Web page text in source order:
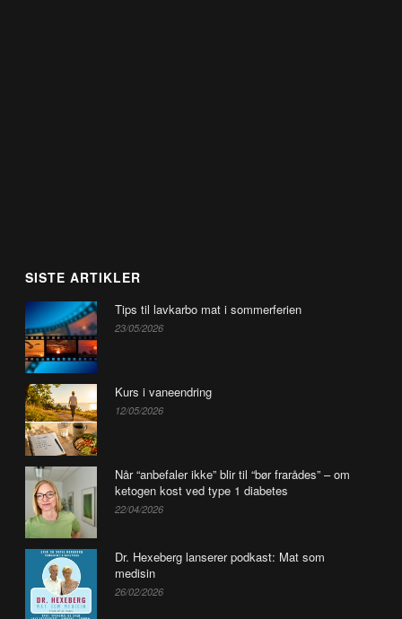
SISTE ARTIKLER
Tips til lavkarbo mat i sommerferien
23/05/2026
Kurs i vaneendring
12/05/2026
Når “anbefaler ikke” blir til “bør frarådes” – om
ketogen kost ved type 1 diabetes
22/04/2026
Dr. Hexeberg lanserer podkast: Mat som
medisin
26/02/2026